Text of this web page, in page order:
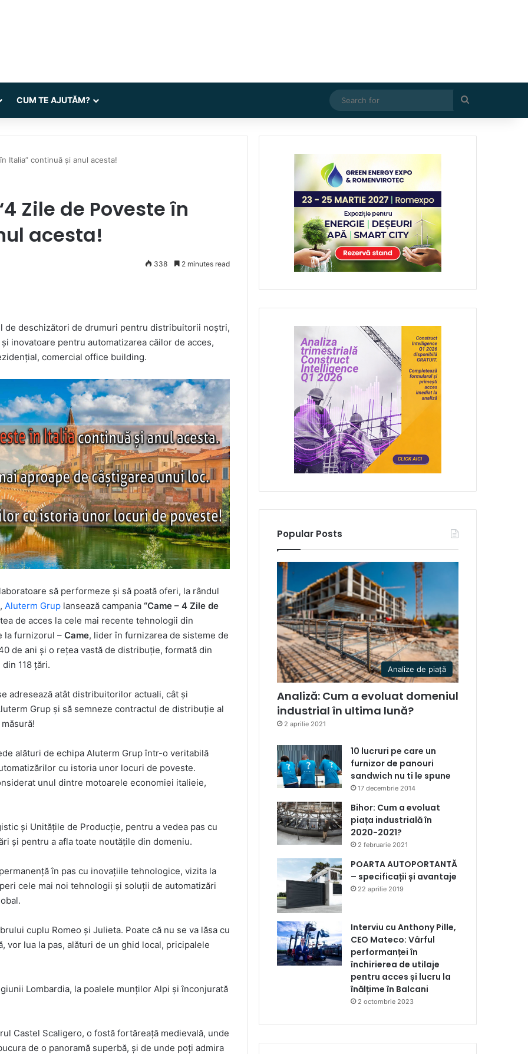
CUM TE AJUTĂM?
for
Italia” continuă și anul acesta!
Zile de Poveste în
acesta!
338 2 minutes read
de deschizători de drumuri pentru distribuitorii noștri,
inovatoare pentru automatizarea căilor de acces,
comercial office building.
să performeze și să poată oferi, la rândul
Aluterm Grup lansează campania “Came – 4 Zile de
de acces la cele mai recente tehnologii din
la furnizorul – Came, lider în furnizarea de sisteme de
de ani și o rețea vastă de distribuție, formată din
118 țări.
adresează atât distribuitorilor actuali, cât și
Grup și să semneze contractul de distribuție al
alături de echipa Aluterm Grup într-o veritabilă
cu istoria unor locuri de poveste.
unul dintre motoarele economiei italieie,
și Unitățile de Producție, pentru a vedea pas cu
și pentru a afla toate noutățile din domeniu.
în pas cu inovațiile tehnologice, vizita la
cele mai noi tehnologii și soluții de automatizări
cuplu Romeo și Julieta. Poate că nu se va lăsa cu
vor lua la pas, alături de un ghid local, pricipalele
Lombardia, la poalele munților Alpi și înconjurată
Castel Scaligero, o fostă fortăreață medievală, unde
de o panoramă superbă, și de unde poți admira
Popular Posts
Analize de piață
Analiză: Cum a evoluat domeniul
industrial în ultima lună?
2 aprilie 2021
10 lucruri pe care un
furnizor de panouri
sandwich nu ti le spune
17 decembrie 2014
Bihor: Cum a evoluat
piața industrială în
2020-2021?
2 februarie 2021
POARTA AUTOPORTANTĂ
– specificații și avantaje
22 aprilie 2019
Interviu cu Anthony Pille,
CEO Mateco: Vârful
performanței în
închirierea de utilaje
pentru acces și lucru la
înălțime în Balcani
2 octombrie 2023